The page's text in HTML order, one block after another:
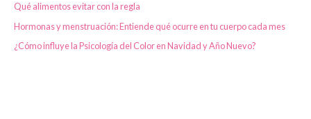
Qué alimentos evitar con la regla
Hormonas y menstruación: Entiende qué ocurre en tu cuerpo cada mes
¿Cómo influye la Psicología del Color en Navidad y Año Nuevo?